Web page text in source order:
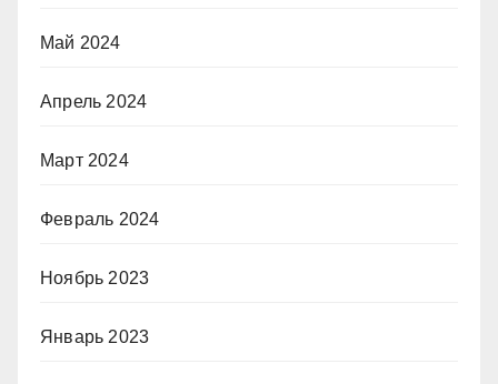
Май 2024
Апрель 2024
Март 2024
Февраль 2024
Ноябрь 2023
Январь 2023